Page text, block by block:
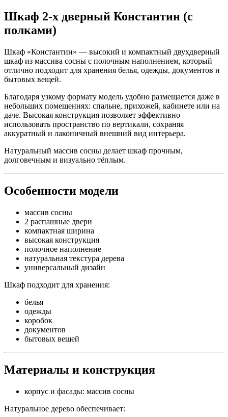
Шкаф 2-х дверный Константин (с
полками)
Шкаф «Константин» — высокий и компактный двухдверный
шкаф из массива сосны с полочным наполнением, который
отлично подходит для хранения белья, одежды, документов и
бытовых вещей.
Благодаря узкому формату модель удобно размещается даже в
небольших помещениях: спальне, прихожей, кабинете или на
даче. Высокая конструкция позволяет эффективно
использовать пространство по вертикали, сохраняя
аккуратный и лаконичный внешний вид интерьера.
Натуральный массив сосны делает шкаф прочным,
долговечным и визуально тёплым.
Особенности модели
массив сосны
2 распашные двери
компактная ширина
высокая конструкция
полочное наполнение
натуральная текстура дерева
универсальный дизайн
Шкаф подходит для хранения:
белья
одежды
коробок
документов
бытовых вещей
Материалы и конструкция
корпус и фасады: массив сосны
Натуральное дерево обеспечивает: